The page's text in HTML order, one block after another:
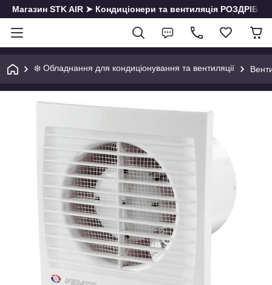
Магазин STK AIR ➤ Кондиціонери та вентиляція РОЗДРІБ
❄️ Обладнання для кондиціонування та вентиляції